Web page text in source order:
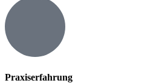
Praxiserfahrung